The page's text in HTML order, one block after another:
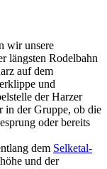
wir unsere
längsten Rodelbahn
auf dem
und
der Harzer
in der Gruppe, ob die
oder bereits
dem Selketal-
und der